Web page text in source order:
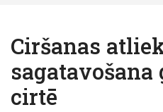
Ciršanas
sagatavošana
cirtē